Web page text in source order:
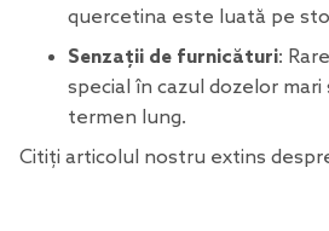
quercetina este luată pe
Senzații de furnicături:
special în cazul dozelor mari
termen lung.
Citiți articolul nostru extins